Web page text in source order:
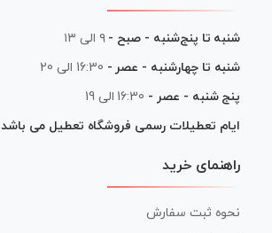
شنبه تا پنج‌شنبه - صبح - ۹ الی ۱۳
شنبه تا چهارشنبه - عصر - 16:30 الی 20
پنج شنبه - عصر - 16:30 الی 19
ایام تعطیلات رسمی فروشگاه تعطیل می باشد
راهنمای خرید
نحوه ثبت سفارش